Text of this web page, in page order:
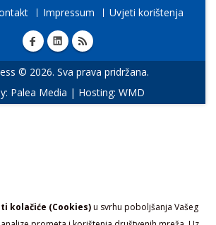
kolačiće (Cookies)u svrhu poboljšanja Vašeg
Impressum Uvjeti korištenja
© 2026. Sva prava pridržana.
Palea Media | Hosting: WMD